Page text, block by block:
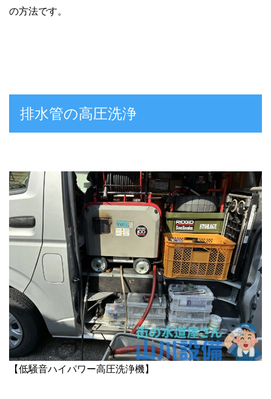
の方法です。
排水管の高圧洗浄
【低騒音ハイパワー高圧洗浄機】